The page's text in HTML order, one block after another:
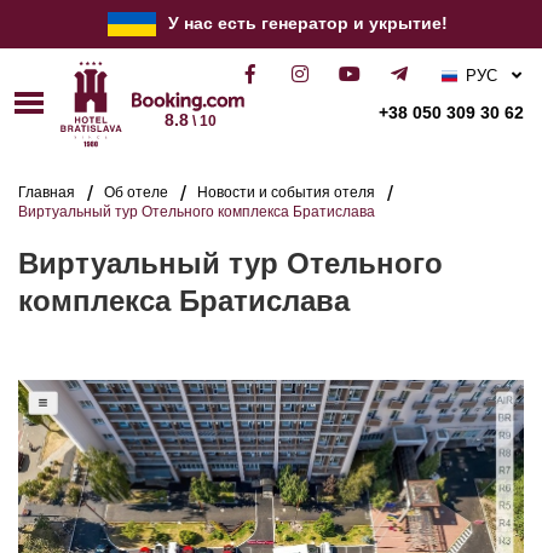
У нас есть генератор и укрытие!
8.8\ 10 +38 050 309 30 62
РУС
УКР
Главная Об отеле
Новости и события отеля
Виртуальный тур Отельного комплекса Братислава
Виртуальный тур Отельного
комплекса Братислава